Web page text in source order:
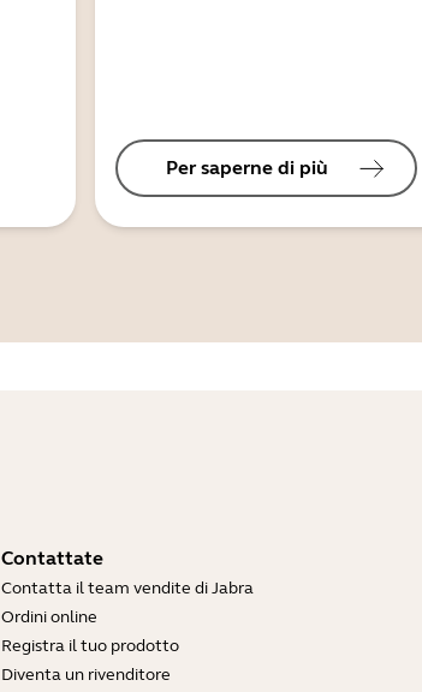
Per saperne di più
Contattate
Contatta il team vendite di Jabra
Ordini online
Registra il tuo prodotto
Diventa un rivenditore